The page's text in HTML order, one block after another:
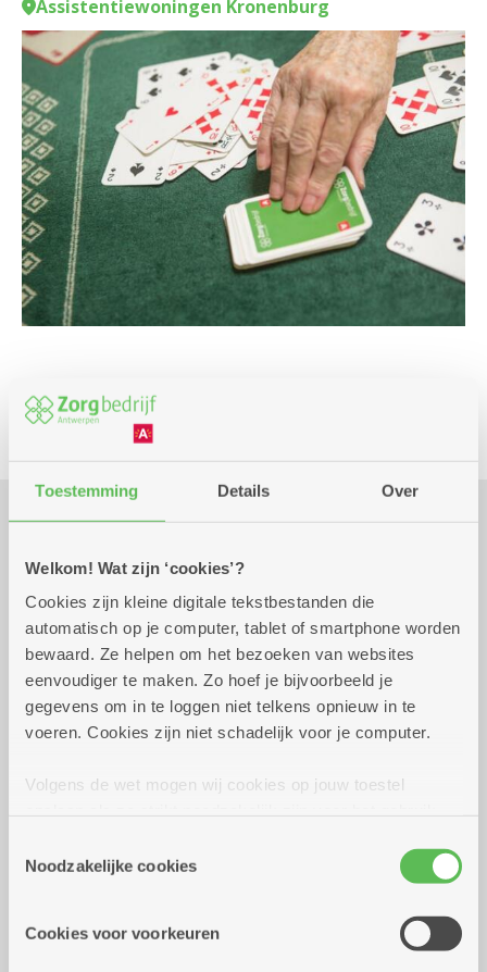
Toestemming Details Over
Welkom! Wat zijn ‘cookies’?
Cookies zijn kleine digitale tekstbestanden die
automatisch op je computer, tablet of smartphone worden
bewaard. Ze helpen om het bezoeken van websites
eenvoudiger te maken. Zo hoef je bijvoorbeeld je
gegevens om in te loggen niet telkens opnieuw in te
voeren. Cookies zijn niet schadelijk voor je computer.
Volgens de wet mogen wij cookies op jouw toestel
cookies hebben we jouw toestemming nodig. Sommige
cookies worden geplaatst door derde partijen die een
informatie over jouw (geanonimiseerd) gebruik van onze
Noodzakelijke cookies
Cookies voor voorkeuren
Assistentiewoningen Kronenburg
Spel
dinsdag 8 september
2026
14.00 uur tot 16.30
uur
3.20 euro voor mini loempia's
2100 Deurne
Assistentiewoningen Kronenburg
2100 Deurne